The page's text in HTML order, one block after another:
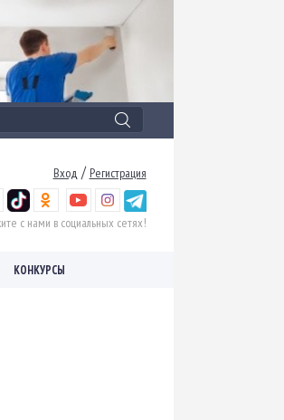
Вход / Регистрация
с нами в социальных сетях!
КОНКУРСЫ